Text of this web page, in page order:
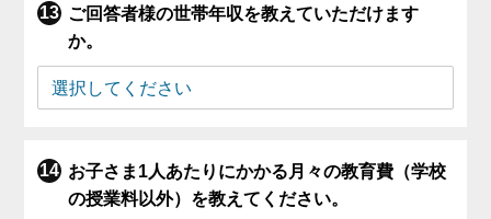
ご回答者様の世帯年収を教えていただけます
か。
お子さま1人あたりにかかる月々の教育費（学校
の授業料以外）を教えてください。